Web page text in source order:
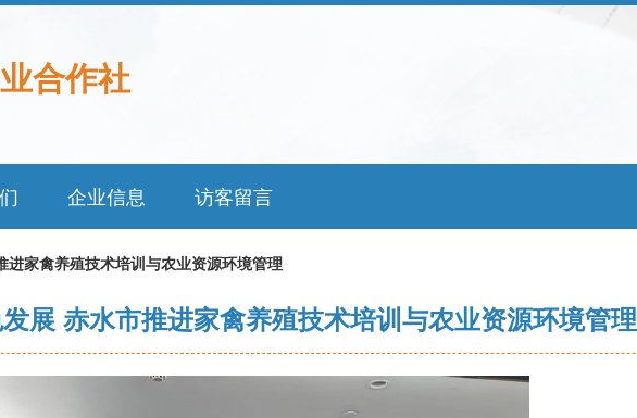
合作社
企业信息 访客留言
进家禽养殖技术培训与农业资源环境管理
展 赤水市推进家禽养殖技术培训与农业资源环境管理